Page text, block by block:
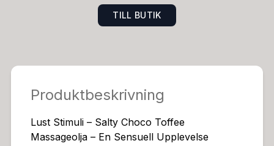
en intensivare upphetsning. Den värmande effekten s
kapar en behaglig kontrast mot din hud och förstärke
a massageolja är inte bara en produkt, utan en inbjud
ng och förhöjd kontakt.Formulerad med högkvalitativa
tt vara säker och skonsam mot din hud. Oljan är vatte
nbaserad och silikonbaserad, vilket säkerställer en lätt
TILL BUTIK
Produktbeskrivning
Lust Stimuli – Salty Choco Toffee
Massageolja – En Sensuell Upplevelse